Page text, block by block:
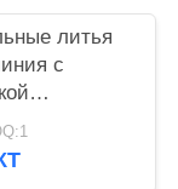
литья
с
и